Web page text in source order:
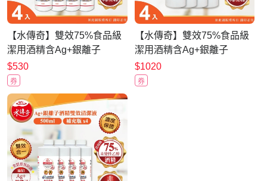
【水傳奇】雙效75%食品級
潔用酒精含Ag+銀離子
100ml(4入組)
$530
券
【水傳奇】雙效75%食品級
潔用酒精含Ag+銀離子
500ml(4入組)
$1020
券